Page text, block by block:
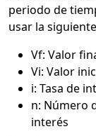
periodo de
usar la
Vf: Valor
Vi: Valor
i: Tasa de
n: Número
interés